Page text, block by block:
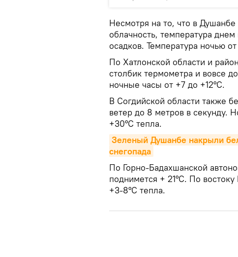
Несмотря на то, что в
облачность, температура
осадков. Температура ночью
По Хатлонской области и
столбик термометра и вовсе
ночные часы от +7 до +12°С.
В Согдийской области также
ветер до 8 метров в секунду.
+30°С тепла.
Зеленый Душанбе накрыли
снегопада
По Горно-Бадахшанской
поднимется + 21°С. По
+3-8°С тепла.